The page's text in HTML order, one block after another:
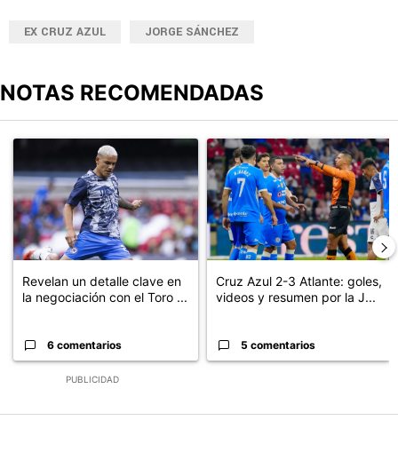
EX CRUZ AZUL JORGE SÁNCHEZ
NOTAS RECOMENDADAS
PUBLICIDAD
Un artículo de tendencia con el título "Revelan un detalle clave
Revelan un detalle clave en
la negociación con el Toro ...
6 comentarios
Un artículo de tendencia con el
Cruz Azul 2-3 Atlante: goles,
videos y resumen por la J...
5 comentarios